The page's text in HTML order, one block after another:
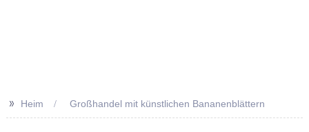
>> Heim Großhandel mit künstlichen Bananenblättern